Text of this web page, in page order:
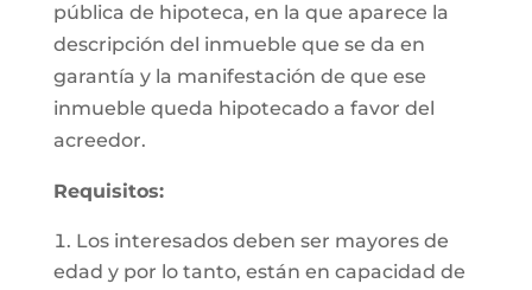
pública de hipoteca, en la que aparece la
descripción del inmueble que se da en
garantía y la manifestación de que ese
inmueble queda hipotecado a favor del
acreedor.
Requisitos:
Los interesados deben ser mayores de
edad y por lo tanto, están en capacidad de